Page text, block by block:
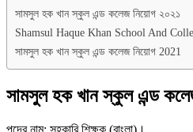
সামসুল হক খান স্কুল এন্ড কলেজ নিয়োগ ২০২১
Shamsul Haque Khan School And
সামসুল হক খান স্কুল এন্ড কলেজ নিয়োগ 2021
সামসুল হক খান স্কুল এন্ড
পদের নাম: সহকারি শিক্ষক (বাংলা)।